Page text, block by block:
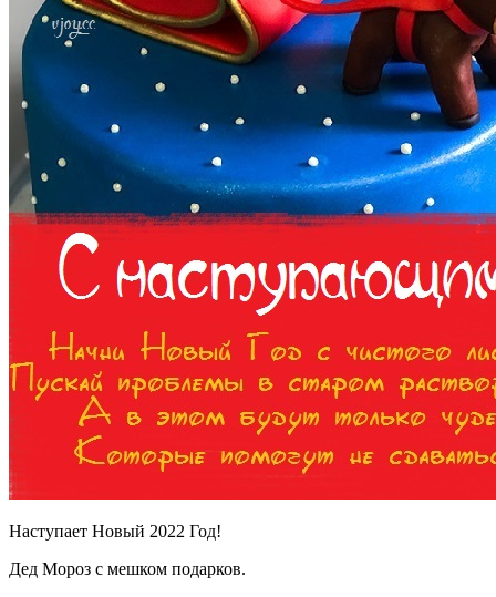
Наступает Новый 2022 Год!
Дед Мороз с мешком подарков.